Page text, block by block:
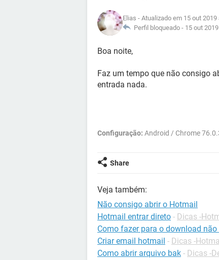
Elias - Atualizado em 15 out 2019
Perfil bloqueado - 15 out
Boa noite,
Faz um tempo que não consigo
entrada nada.
Configuração: Android / Chrome
Share
Veja também:
Não consigo abrir o Hotmail
Hotmail entrar direto - Dicas -
Como fazer para o download
Criar email hotmail - Dicas -
Como abrir arquivo bak - Dicas -